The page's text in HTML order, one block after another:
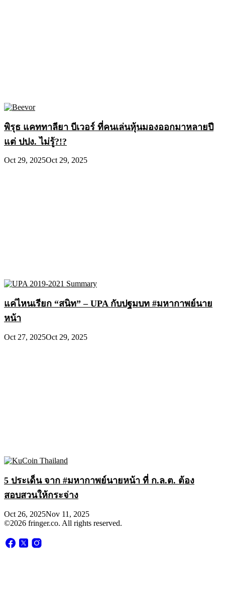
พิรุธ แคททาลียา บีเวอร์ ที่คนเล่นหุ้นมองออกมาหลายปี
แต่ ปปง. ไม่รู้?!?
Oct 29, 2025Oct 29, 2025
แค่ไหนเรียก “สนิท” – UPA กับปฐมบท #มหากาพย์นาย
หน้า
Oct 27, 2025Oct 29, 2025
5 ประเด็น จาก #มหากาพย์นายหน้า ที่ ก.ล.ต. ต้อง
สอบสวนให้กระจ่าง
Oct 26, 2025Nov 11, 2025
©2026 fringer.co. All rights reserved.